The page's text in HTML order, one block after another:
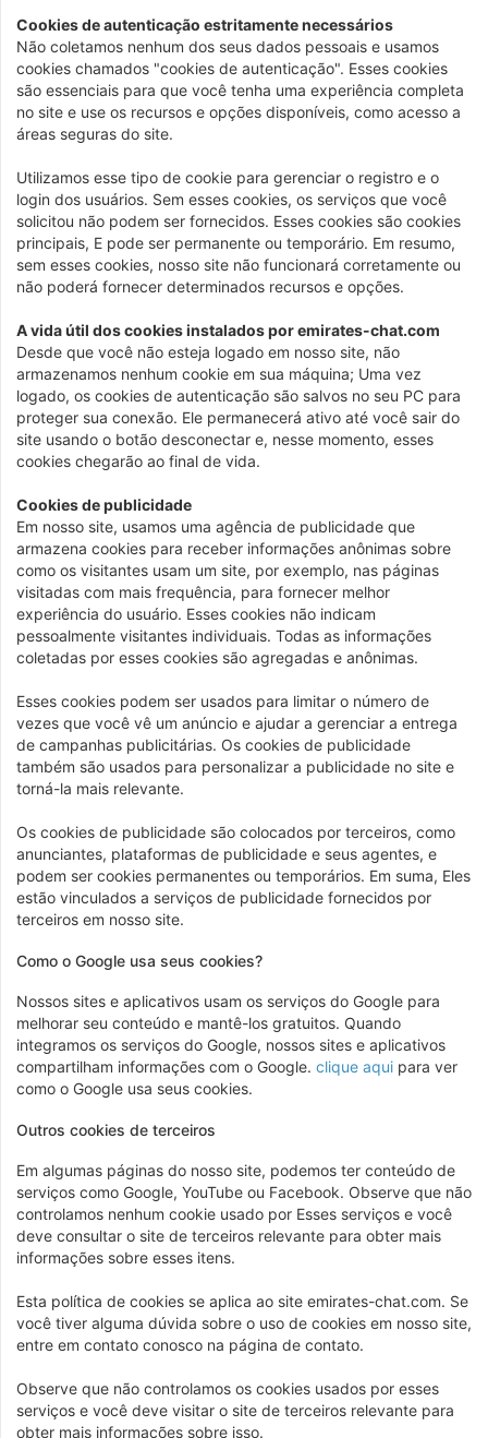
Cookies de autenticação estritamente necessários
Não coletamos nenhum dos seus dados pessoais e usamos
cookies chamados "cookies de autenticação". Esses cookies
são essenciais para que você tenha uma experiência completa
no site e use os recursos e opções disponíveis, como acesso a
áreas seguras do site.
Utilizamos esse tipo de cookie para gerenciar o registro e o
login dos usuários. Sem esses cookies, os serviços que você
solicitou não podem ser fornecidos. Esses cookies são cookies
principais, E pode ser permanente ou temporário. Em resumo,
sem esses cookies, nosso site não funcionará corretamente ou
não poderá fornecer determinados recursos e opções.
A vida útil dos cookies instalados por emirates-chat.com
Desde que você não esteja logado em nosso site, não
armazenamos nenhum cookie em sua máquina; Uma vez
logado, os cookies de autenticação são salvos no seu PC para
proteger sua conexão. Ele permanecerá ativo até você sair do
site usando o botão desconectar e, nesse momento, esses
cookies chegarão ao final de vida.
Cookies de publicidade
Em nosso site, usamos uma agência de publicidade que
armazena cookies para receber informações anônimas sobre
como os visitantes usam um site, por exemplo, nas páginas
visitadas com mais frequência, para fornecer melhor
experiência do usuário. Esses cookies não indicam
pessoalmente visitantes individuais. Todas as informações
coletadas por esses cookies são agregadas e anônimas.
Esses cookies podem ser usados ​​para limitar o número de
vezes que você vê um anúncio e ajudar a gerenciar a entrega
de campanhas publicitárias. Os cookies de publicidade
também são usados ​​para personalizar a publicidade no site e
torná-la mais relevante.
Os cookies de publicidade são colocados por terceiros, como
anunciantes, plataformas de publicidade e seus agentes, e
podem ser cookies permanentes ou temporários. Em suma, Eles
estão vinculados a serviços de publicidade fornecidos por
terceiros em nosso site.
Como o Google usa seus cookies?
Nossos sites e aplicativos usam os serviços do Google para
melhorar seu conteúdo e mantê-los gratuitos. Quando
integramos os serviços do Google, nossos sites e aplicativos
compartilham informações com o Google. clique aqui para ver
como o Google usa seus cookies.
Outros cookies de terceiros
Em algumas páginas do nosso site, podemos ter conteúdo de
serviços como Google, YouTube ou Facebook. Observe que não
controlamos nenhum cookie usado por Esses serviços e você
deve consultar o site de terceiros relevante para obter mais
informações sobre esses itens.
Esta política de cookies se aplica ao site emirates-chat.com. Se
você tiver alguma dúvida sobre o uso de cookies em nosso site,
entre em contato conosco na página de contato.
Observe que não controlamos os cookies usados ​​por esses
serviços e você deve visitar o site de terceiros relevante para
obter mais informações sobre isso.